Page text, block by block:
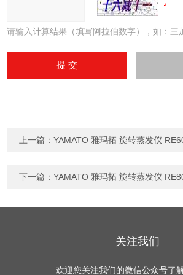
请输入计算结果（填写阿拉伯数字），如：三
上一篇：YAMATO 雅玛拓 旋转蒸发仪
下一篇：YAMATO 雅玛拓 旋转蒸发仪
关注我们
欢迎您关注我们的微信公众号了